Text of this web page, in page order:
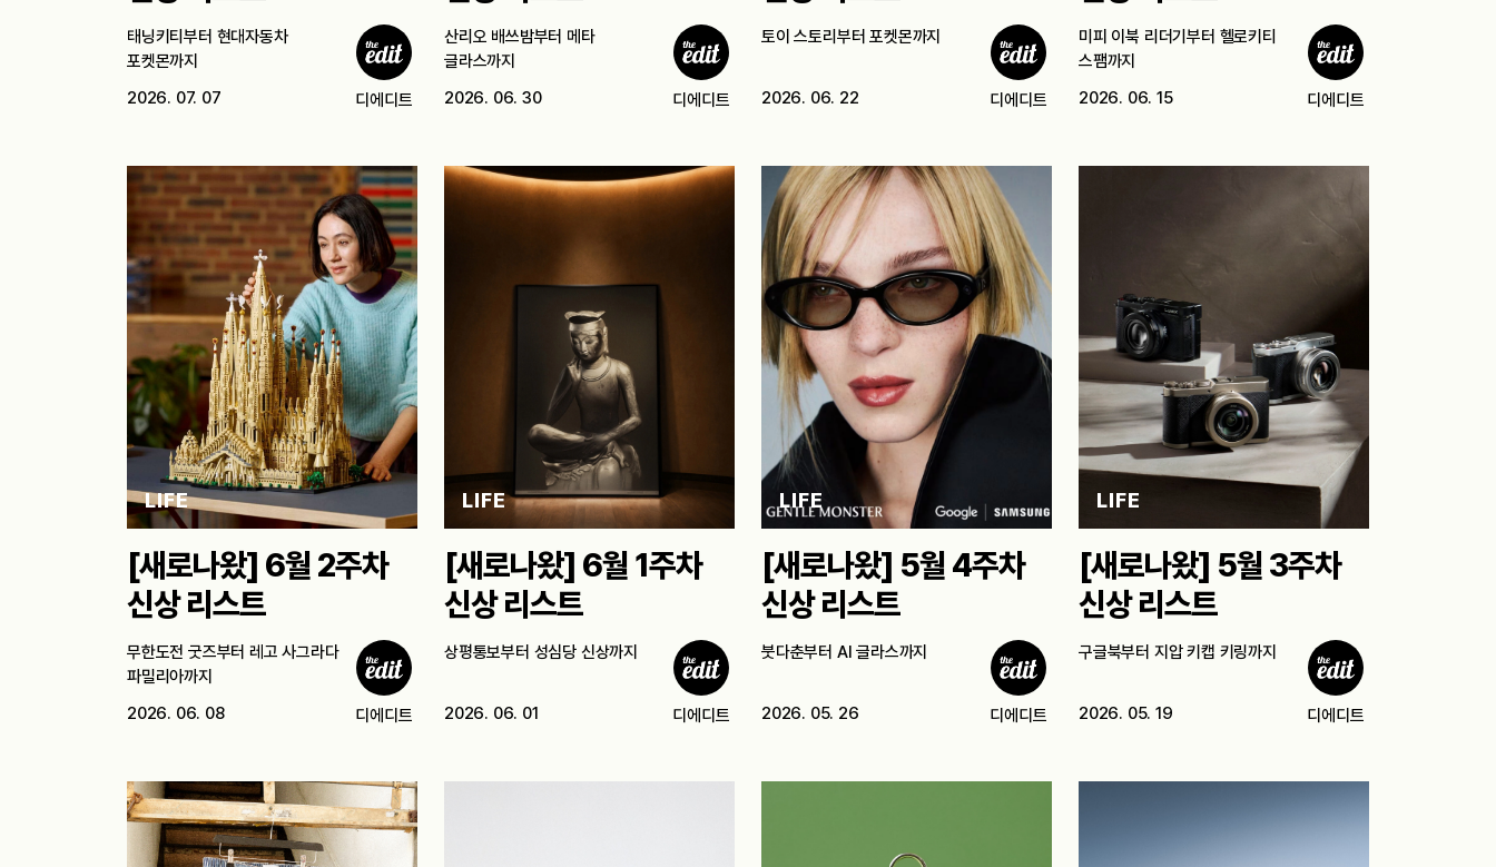
태닝키티부터 현대자동차
포켓몬까지
2026. 07. 07
디에디트
산리오 배쓰밤부터 메타
글라스까지
2026. 06. 30
디에디트
토이 스토리부터 포켓몬까지
2026. 06. 22 디에디트
미피 이북 리더기부터 헬로키티
스팸까지
2026. 06. 15
디에디트
LIFE
[새로나왔] 6월 2주차
신상 리스트
무한도전 굿즈부터 레고 사그라다
파밀리아까지
2026. 06. 08
디에디트
LIFE
[새로나왔] 6월 1주차
신상 리스트
상평통보부터 성심당 신상까지
2026. 06. 01 디에디트
LIFE
[새로나왔] 5월 4주차
신상 리스트
붓다춘부터 AI 글라스까지
2026. 05. 26 디에디트
LIFE
[새로나왔] 5월 3주차
신상 리스트
구글북부터 지압 키캡 키링까지
2026. 05. 19 디에디트